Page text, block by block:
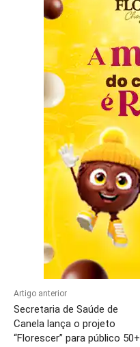
Artigo anterior
Secretaria de Saúde de
Canela lança o projeto
“Florescer” para público 50+